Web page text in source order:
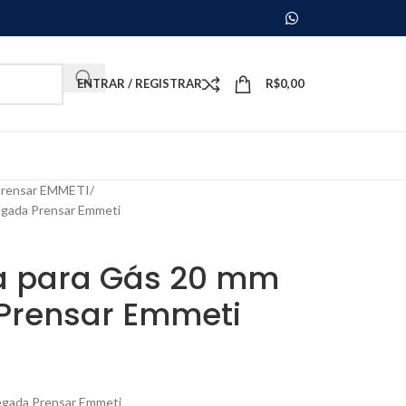
ENTRAR / REGISTRAR R$0,00
EMMETI
Prensar Emmeti
para Gás 20 mm
Emmeti
Prensar Emmeti